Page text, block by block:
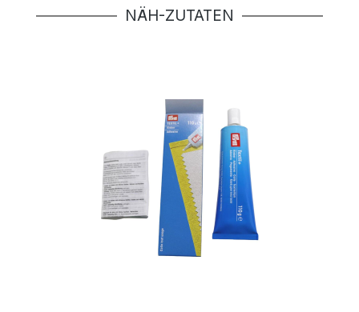
Produktgalerie überspringen
NÄH-ZUTATEN